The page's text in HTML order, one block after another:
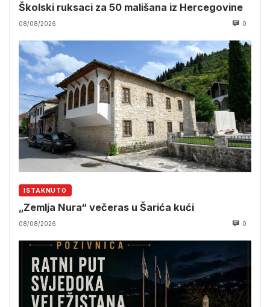
Školski ruksaci za 50 mališana iz Hercegovine
08/08/2026 0
ISTAKNUTO
„Zemlja Nura“ večeras u Šarića kući
08/08/2026 0